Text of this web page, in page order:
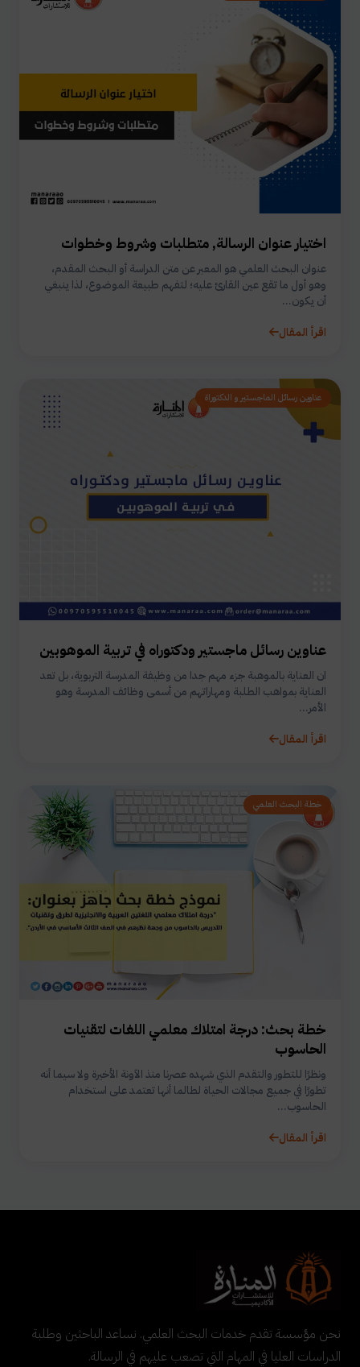
اختيار عنوان الرسالة, متطلبات وشروط وخطوات
عنوان البحث العلمي هو المعبر عن متن الدراسة أو البحث المقدم،
وهو أول ما تقع عين القارئ عليه؛ لتفهم طبيعة الموضوع، لذا ينبغي
أن يكون...
اقرأ المقال
عناوين رسائل الماجستير و الدكتوراة
عناوين رسائل ماجستير ودكتوراه في تربية الموهوبين
ان العناية بالموهبة جزء مهم جدا من وظيفة المدرسة التربوية، بل تعد
العناية بمواهب الطلبة ومهاراتهم من أسمى وظائف المدرسة وهو
الأمر...
اقرأ المقال
خطة البحث العلمي
خطة بحث: درجة امتلاك معلمي اللغات لتقنيات
الحاسوب
ونظرًا للتطور والتقدم الذي شهده عصرنا منذ الآونة الأخيرة ولا سيما أنه
تطورًا في جميع مجالات الحياة لطالما أنها تعتمد على استخدام
الحاسوب...
اقرأ المقال
نحن مؤسسة تقدم خدمات البحث العلمي. نساعد الباحثين وطلبة
الدراسات العليا في المهام التي تصعب عليهم في الرسالة.